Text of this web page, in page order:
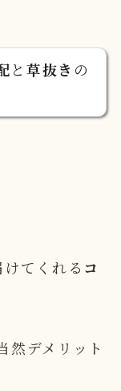
と草抜き の
てくれる コ
然デメリット